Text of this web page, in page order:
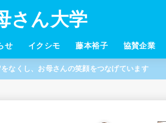
さん大学
せ イクシモ 藤本裕子 協賛企業
なくし、お母さんの笑顔をつなげています